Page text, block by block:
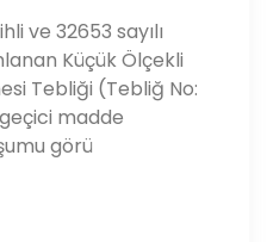
ve 32653 sayılı
Küçük Ölçekli
Tebliği (Tebliğ No:
madde
görü